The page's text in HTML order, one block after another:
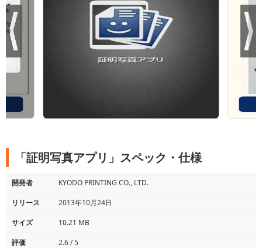
「証明写真アプリ」スペック・仕様
開発者
KYODO PRINTING CO., LTD.
リリース
2013年10月24日
サイズ
10.21 MB
評価
2.6 / 5